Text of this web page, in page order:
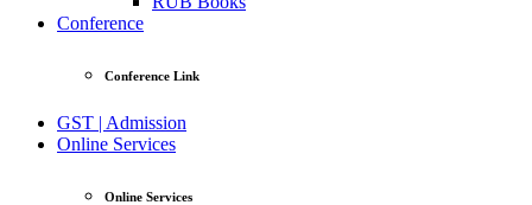
Conference
Conference Link
GST | Admission
Online Services
Online Services